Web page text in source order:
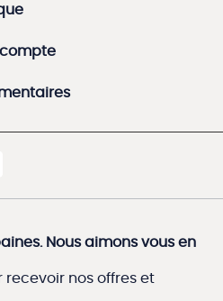
Nous aimons vous en
recevoir nos offres et